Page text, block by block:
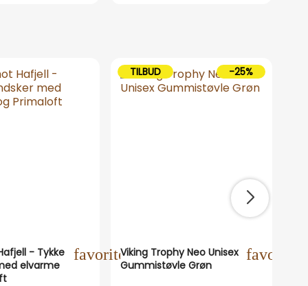
- Tykke
elvarme
favorite_outline
Viking Trophy Neo Unisex
Gummistøvle Grøn
TILBUD -25%